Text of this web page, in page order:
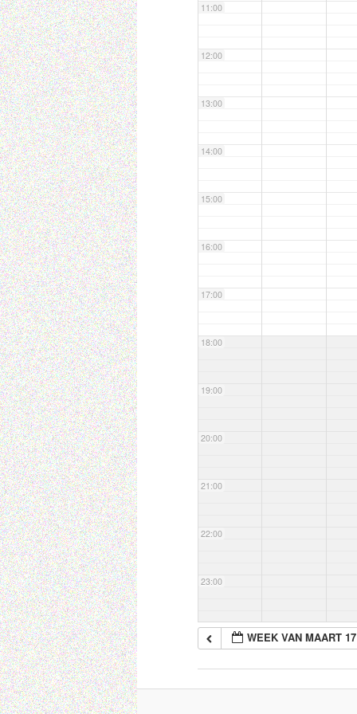
11:00
12:00
13:00
14:00
15:00
16:00
17:00
18:00
19:00
20:00
21:00
22:00
23:00
WEEK VAN MAART 17